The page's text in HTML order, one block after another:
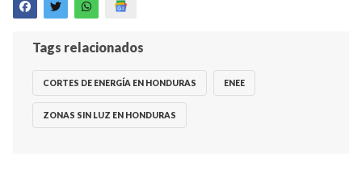
Tags relacionados
CORTES DE ENERGÍA EN HONDURAS ENEE
ZONAS SIN LUZ EN HONDURAS